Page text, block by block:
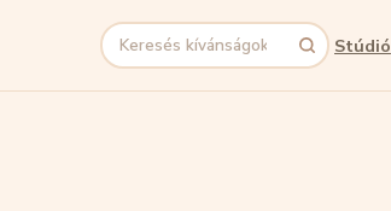
Keresés Stúdió